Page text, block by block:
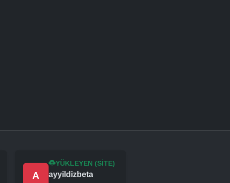
A
YÜKLEYEN (SITE)
ayyildizbeta